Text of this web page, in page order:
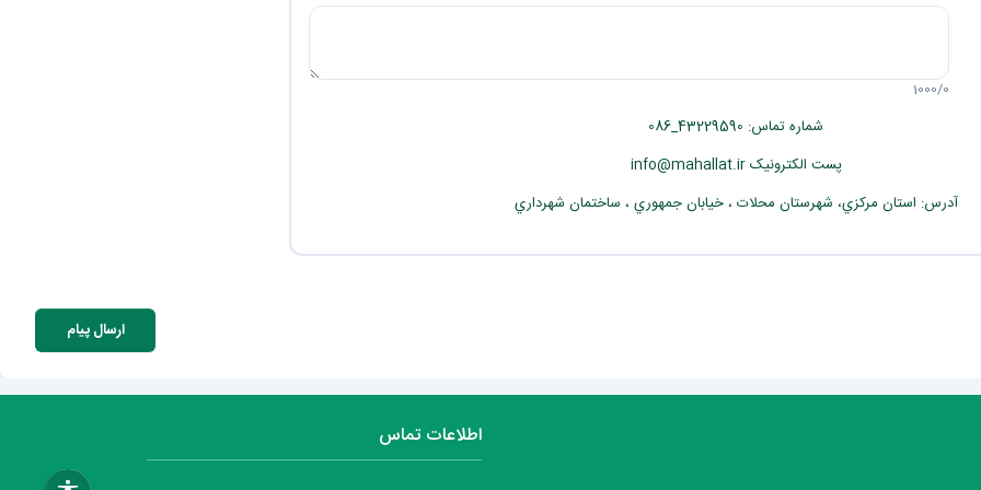
0
/
1000
شماره تماس: 43229590_086
پست الکترونیک info@mahallat.ir
آدرس: استان مرکزي، شهرستان محلات ‏‏‏، خيابان جمهوري ، ساختمان شهرداري
ارسال پیام
اطلاعات تماس